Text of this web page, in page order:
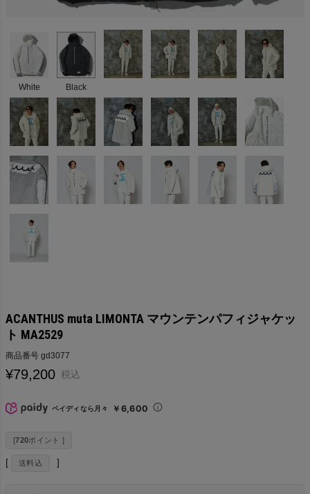
White Black
ACANTHUS muta LIMONTA マウンテンパフィジャケッ
ト MA2529
商品番号 gd3077
¥79,200 税込
ペイディなら月々 ￥6,600
[720ポイント ]
送料込